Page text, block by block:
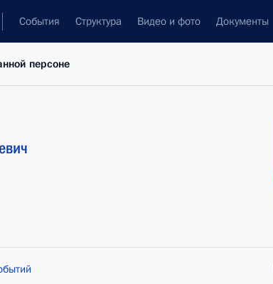
События Структура Видео и фото Документы
персоне